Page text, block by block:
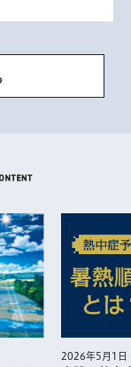
2026年5月1日